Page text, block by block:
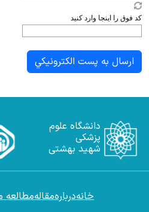
کد فوق را اینجا وارد کنید
دانشگاه علوم
پزشکی
شهید بهشتی
خانهدربارهمقالهمطالعه